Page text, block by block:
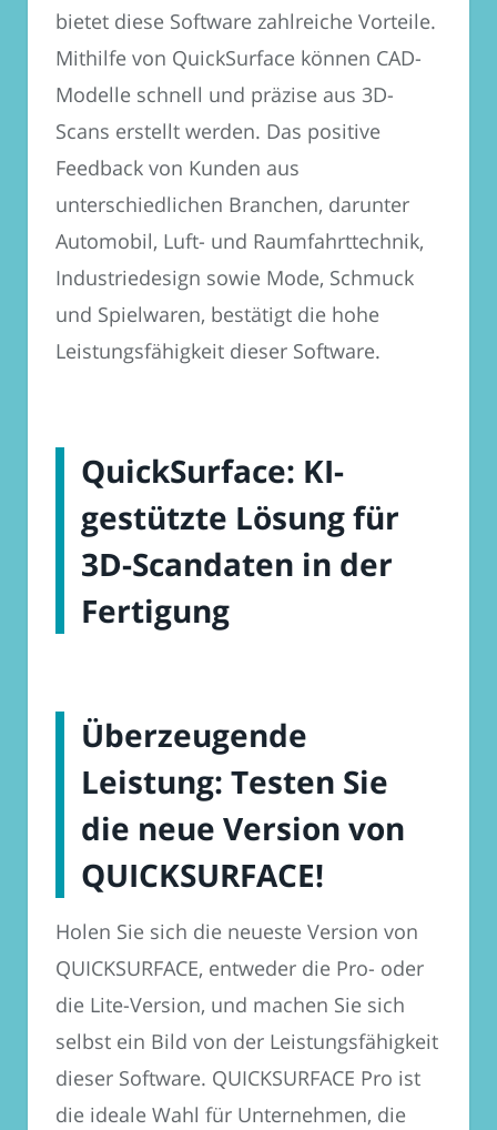
bietet diese Software zahlreiche Vorteile.
Mithilfe von QuickSurface können CAD-
Modelle schnell und präzise aus 3D-
Scans erstellt werden. Das positive
Feedback von Kunden aus
unterschiedlichen Branchen, darunter
Automobil, Luft- und Raumfahrttechnik,
Industriedesign sowie Mode, Schmuck
und Spielwaren, bestätigt die hohe
Leistungsfähigkeit dieser Software.
QuickSurface: KI-
gestützte Lösung für
3D-Scandaten in der
Fertigung
Überzeugende
Leistung: Testen Sie
die neue Version von
QUICKSURFACE!
Holen Sie sich die neueste Version von
QUICKSURFACE, entweder die Pro- oder
die Lite-Version, und machen Sie sich
selbst ein Bild von der Leistungsfähigkeit
dieser Software. QUICKSURFACE Pro ist
die ideale Wahl für Unternehmen, die